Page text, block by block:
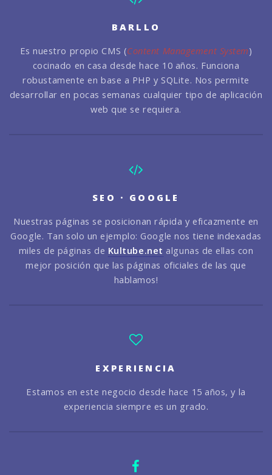
BARLLO
Es nuestro propio CMS (Content Management System)
cocinado en casa desde hace 10 años. Funciona
robustamente en base a PHP y SQLite. Nos permite
desarrollar en pocas semanas cualquier tipo de aplicación
web que se requiera.
SEO · GOOGLE
Nuestras páginas se posicionan rápida y eficazmente en
Google. Tan solo un ejemplo: Google nos tiene indexadas
miles de páginas de Kultube.net algunas de ellas con
mejor posición que las páginas oficiales de las que
hablamos!
EXPERIENCIA
Estamos en este negocio desde hace 15 años, y la
experiencia siempre es un grado.